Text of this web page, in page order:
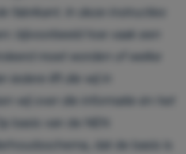
fabrikant. In deze instructies
bijvoorbeeld hoe vaak een
moet worden of welke
iedere lift die wij in
wij over die informatie én het
basis van de NEN
dat de basis is